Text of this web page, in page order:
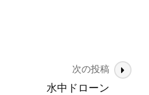
次の投稿
水中ドローン